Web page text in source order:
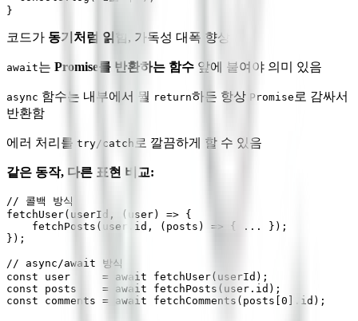
코드가 동기처럼 읽힘 , 가독성 대폭 향상
await는 Promise를 반환하는 함수 앞에 붙여야 의미 있음
async 함수는 내부에서 뭘 return하든 항상 Promise 로 감싸서
반환함
에러 처리를 try/catch 로 깔끔하게 할 수 있음
같은 동작, 다른 표현 비교:
// 콜백 방식
fetchUser(userId, (user) => {
    fetchPosts(user.id, (posts) => { ... });
});
// async/await 방식
const user     = await fetchUser(userId);
const posts    = await fetchPosts(user.id);